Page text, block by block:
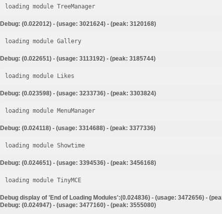
loading module TreeManager
Debug: (0.022012) - (usage: 3021624) - (peak: 3120168)
loading module Gallery
Debug: (0.022651) - (usage: 3113192) - (peak: 3185744)
loading module Likes
Debug: (0.023598) - (usage: 3233736) - (peak: 3303824)
loading module MenuManager
Debug: (0.024118) - (usage: 3314688) - (peak: 3377336)
loading module Showtime
Debug: (0.024651) - (usage: 3394536) - (peak: 3456168)
loading module TinyMCE
Debug display of 'End of Loading Modules':(0.024836) - (usage: 3472656) -
Debug: (0.024947) - (usage: 3477160) - (peak: 3555080)